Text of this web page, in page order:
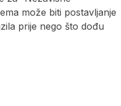
može biti postavljanje
prije nego što dođu